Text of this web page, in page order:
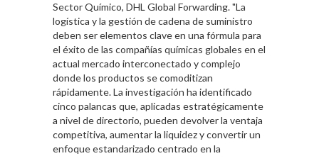
Sector Químico, DHL Global Forwarding. "La
logística y la gestión de cadena de suministro
deben ser elementos clave en una fórmula para
el éxito de las compañías químicas globales en el
actual mercado interconectado y complejo
donde los productos se comoditizan
rápidamente. La investigación ha identificado
cinco palancas que, aplicadas estratégicamente
a nivel de directorio, pueden devolver la ventaja
competitiva, aumentar la liquidez y convertir un
enfoque estandarizado centrado en la